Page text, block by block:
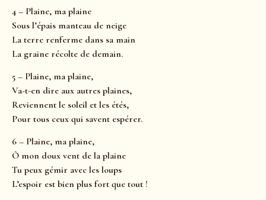
4 – Plaine, ma plaine
Sous l’épais manteau de neige
La terre renferme dans sa main
La graine récolte de demain.
5 – Plaine, ma plaine,
Va-t-en dire aux autres plaines,
Reviennent le soleil et les étés,
Pour tous ceux qui savent espérer.
6 – Plaine, ma plaine,
Ô mon doux vent de la plaine
Tu peux gémir avec les loups
L’espoir est bien plus fort que tout !